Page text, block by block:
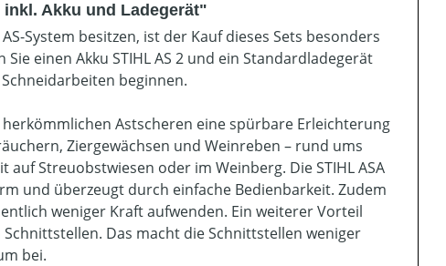
Akku und Ladegerät"
System besitzen, ist der Kauf dieses Sets besonders
einen Akku STIHL AS 2 und ein Standardladegerät
beginnen.
herkömmlichen Astscheren eine spürbare Erleichterung
Ziergewächsen und Weinreben – rund ums
Streuobstwiesen oder im Weinberg. Die STIHL ASA
und überzeugt durch einfache Bedienbarkeit. Zudem
weniger Kraft aufwenden. Ein weiterer Vorteil
Das macht die Schnittstellen weniger
bei.